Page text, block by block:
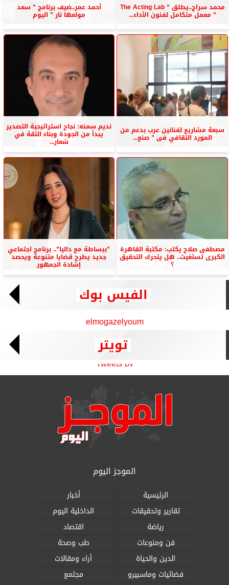
محمد سراج..يطلق ” The Acting Lab
” معمل متكامل لفنون الأداء...
أحمد عمر..ضيف برنامج ” سعد
مولعها نار ” اليوم
سبعة مشاريع لفنانين عرب بدعم من
المورد الثقافي فى ” صنع...
نديم سمنه: نجاح استراتيجية التصدير
يبدأ من الجودة وبناء الثقة في
شعار...
مصطفى صلاح يكتب: مكتبة القاهرة
الكبرى تستغيث.. هل يتحرك التحقيق
؟
”ببساطة مع داليا”.. برنامج اجتماعي
جديد يطرح قضايا متنوعة ويحصد
إشادة الجمهور
الفيس بوك
elmogazelyoum
تويتر
Tweets by
الموجز اليوم
الرئيسية
أخبار
تقارير وتحقيقات
الداخلية اليوم
رياضة
اقتصاد
فن ومنوعات
طب وصحة
الدين والحياة
أراء ومقالات
فضائيات وماسبيرو
مجتمع